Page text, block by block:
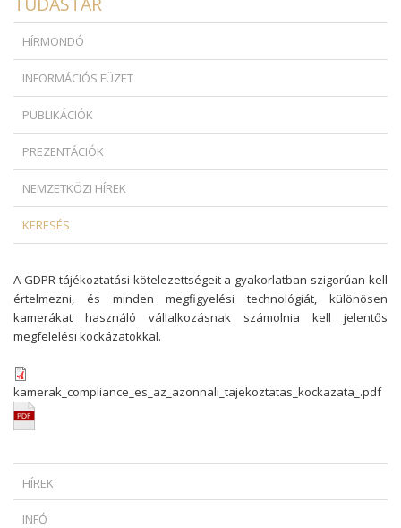
HÍRMONDÓ
INFORMÁCIÓS FÜZET
PUBLIKÁCIÓK
PREZENTÁCIÓK
NEMZETKÖZI HÍREK
KERESÉS
A GDPR tájékoztatási kötelezettségeit a gyakorlatban szigorúan kell
értelmezni, és minden megfigyelési technológiát, különösen
kamerákat használó vállalkozásnak számolnia kell jelentős
megfelelési kockázatokkal.
kamerak_compliance_es_az_azonnali_tajekoztatas_kockazata_.pdf
HÍREK
SZERZŐDÉS ESETÉN?
INFÓ